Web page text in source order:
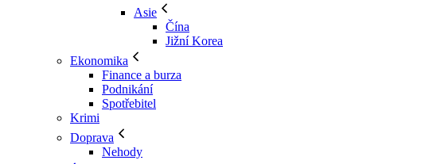
Asie
Čína
Jižní Korea
Ekonomika
Finance a burza
Podnikání
Spotřebitel
Krimi
Doprava
Nehody